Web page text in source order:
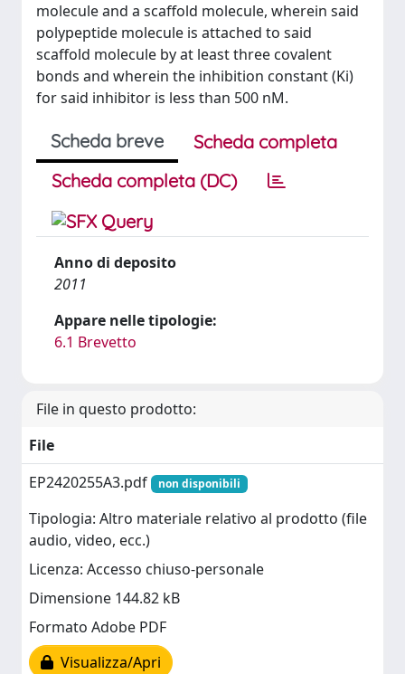
molecule and a scaffold molecule, wherein said
polypeptide molecule is attached to said
scaffold molecule by at least three covalent
bonds and wherein the inhibition constant (Ki)
for said inhibitor is less than 500 nM.
Scheda breve
Scheda completa
Scheda completa (DC)
Anno di deposito
2011
Appare nelle tipologie:
6.1 Brevetto
File in questo prodotto:
File
EP2420255A3.pdf
non disponibili
Tipologia: Altro materiale relativo al prodotto (file
audio, video, ecc.)
Licenza: Accesso chiuso-personale
Dimensione 144.82 kB
Formato Adobe PDF
Visualizza/Apri